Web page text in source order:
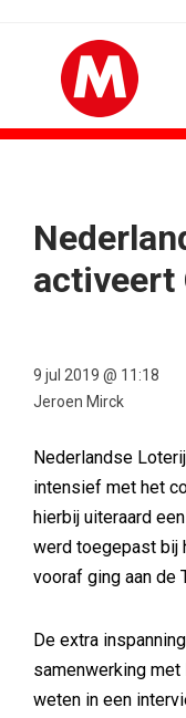
activeert
9 jul 2019 @ 11:18
Jeroen Mirck
Nederlandse
intensief met het
hierbij uiteraard
werd toegepast bij
vooraf ging aan de
De extra
samenwerking met
weten in een